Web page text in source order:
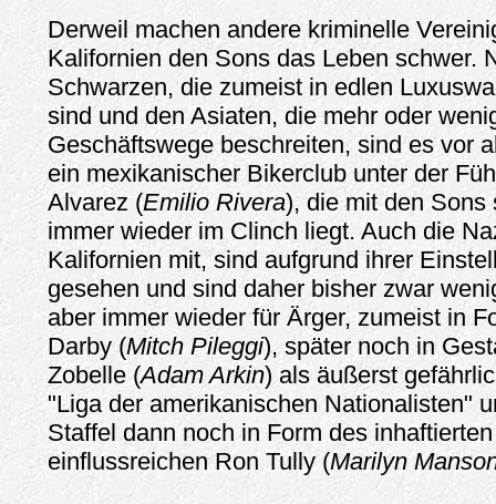
Derweil machen andere kriminelle
Kalifornien den Sons das Leben schwer.
Schwarzen, die zumeist in edlen
sind und den Asiaten, die mehr oder
Geschäftswege beschreiten, sind es vor
ein mexikanischer Bikerclub unter der
Alvarez (Emilio Rivera), die mit den Sons
immer wieder im Clinch liegt. Auch die
Kalifornien mit, sind aufgrund ihrer
gesehen und sind daher bisher zwar
aber immer wieder für Ärger, zumeist in
Darby (Mitch Pileggi), später noch in
Zobelle (Adam Arkin) als äußerst
"Liga der amerikanischen Nationalisten"
Staffel dann noch in Form des
einflussreichen Ron Tully (Marilyn